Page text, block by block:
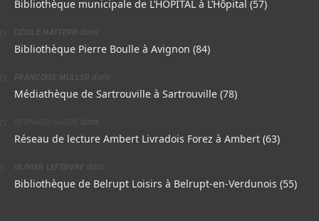
Bibliothèque municipale de L’HOPITAL à L’Hôpital (57)
CÉCILE NATTERO dans
Bibliothèque Pierre Boulle à Avignon (84)
FRANCOISE MULLER dans
Médiathèque de Sartrouville à Sartrouville (78)
dans
Réseau de lecture Ambert Livradois Forez à Ambert (63)
OLIVIER LEFEBVRE dans
Bibliothèque de Belrupt Loisirs à Belrupt-en-Verdunois (55)